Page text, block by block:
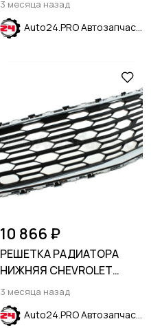
3 месяца назад
Auto24.PRO Автозапчасти
10 866 ₽
РЕШЕТКА РАДИАТОРА
НИЖНЯЯ CHEVROLET
CRUZE 2015-2019
3 месяца назад
Auto24.PRO Автозапчасти